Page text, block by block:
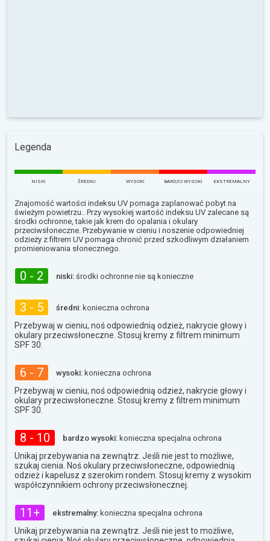
Legenda
NISKI ŚREDNI WYSOKI BARDZO WYSOKI EKSTREMALNY
Znajomość wartości indeksu UV pomaga zaplanować pobyt na
świeżym powietrzu.. Przy wysokiej wartość indeksu UV zalecane są
środki ochronne, takie jak krem do opalania i okulary
przeciwsłoneczne. Przebywanie w cieniu i noszenie odpowiedniej
odzieży z filtrem UV pomaga chronić przed szkodliwym działaniem
promieniowania słonecznego.
0 - 2 niski: środki ochronne nie są konieczne
3 - 5 średni: konieczna ochrona
Przebywaj w cieniu, noś odpowiednią odzież, nakrycie głowy i
okulary przeciwsłoneczne. Stosuj kremy z filtrem minimum
SPF 30.
6 - 7 wysoki: konieczna ochrona
Przebywaj w cieniu, noś odpowiednią odzież, nakrycie głowy i
okulary przeciwsłoneczne. Stosuj kremy z filtrem minimum
SPF 30.
8 - 10 bardzo wysoki: konieczna specjalna ochrona
Unikaj przebywania na zewnątrz. Jeśli nie jest to możliwe,
szukaj cienia. Noś okulary przeciwsłoneczne, odpowiednią
odzież i kapelusz z szerokim rondem. Stosuj kremy z wysokim
współczynnikiem ochrony przeciwsłonecznej.
11+ ekstremalny: konieczna specjalna ochrona
Unikaj przebywania na zewnątrz. Jeśli nie jest to możliwe,